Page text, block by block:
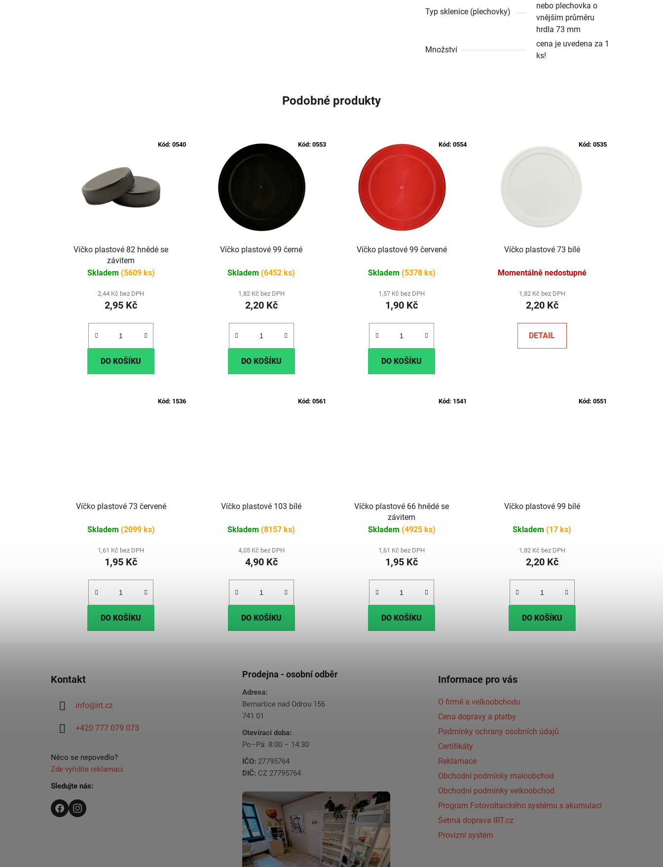
Typ sklenice (plechovky)
nebo plechovka o
vnějším průměru
hrdla 73 mm
Množství
cena je uvedena za 1
ks!
Podobné produkty
Víčko plastové 82 hnědé se
závitem
Skladem (5609 ks)
2,44 Kč bez DPH
2,95 Kč
DO KOŠÍKU
Kód: 0540
Víčko plastové 99 černé
Skladem (6452 ks)
1,82 Kč bez DPH
2,20 Kč
DO KOŠÍKU
Kód: 0553
Víčko plastové 99 červené
Skladem (5378 ks)
1,57 Kč bez DPH
1,90 Kč
DO KOŠÍKU
Kód: 0554
Víčko plastové 73 bílé
Momentálně nedostupné
1,82 Kč bez DPH
2,20 Kč
DETAIL
Kód: 0535
Víčko plastové 73 červené
Skladem (2099 ks)
1,61 Kč bez DPH
1,95 Kč
DO KOŠÍKU
Kód: 1536
Víčko plastové 103 bílé
Skladem (8157 ks)
4,05 Kč bez DPH
4,90 Kč
DO KOŠÍKU
Kód: 0561
Víčko plastové 66 hnědé se
závitem
Skladem (4925 ks)
1,61 Kč bez DPH
1,95 Kč
DO KOŠÍKU
Kód: 1541
Víčko plastové 99 bílé
Skladem (17 ks)
1,82 Kč bez DPH
2,20 Kč
DO KOŠÍKU
Kód: 0551
Kontakt
info@irt.cz
+420 777 079 073
Něco se nepovedlo?
Zde vyřídíte reklamaci
Sledujte nás:
Prodejna - osobní odběr
Adresa:
Bernartice nad Odrou 156
741 01
Otevírací doba:
Po–Pá: 8:00 – 14:30
IČO: 27795764
DIČ: CZ 27795764
Informace pro vás
O firmě a velkoobchodu
Cena dopravy a platby
Podmínky ochrany osobních údajů
Certifikáty
Reklamace
Obchodní podmínky maloobchod
Obchodní podmínky velkoobchod
Program Fotovoltaického systému s akumulací
Šetrná doprava IRT.cz
Provizní systém